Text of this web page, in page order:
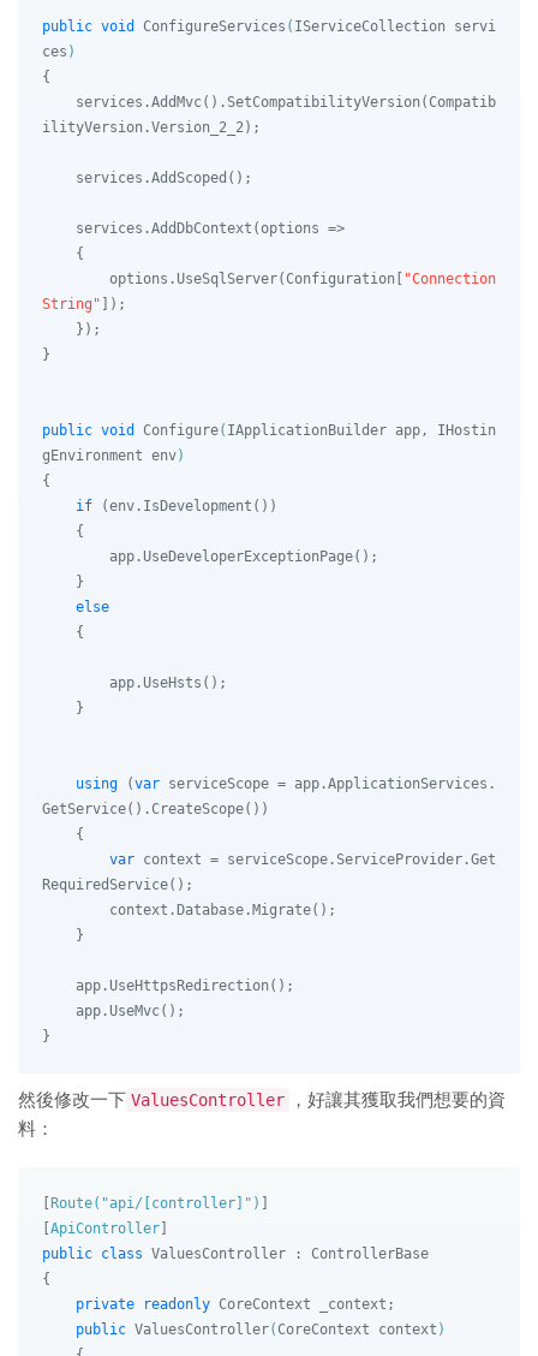
public void ConfigureServices ( IServiceCollection servi
ces )
{
ilityVersion.Version_2_2);
        options.UseSqlServer(Configuration[
"Connection
String" ]);
}
public void Configure( IApplicationBuilder app, IHostin
gEnvironment env)
{
if (env.IsDevelopment())
else
using (var serviceScope = app.ApplicationServices.
GetService().CreateScope())
var context = serviceScope.ServiceProvider.Get
RequiredService();
然後修改一下 ValuesController
，好讓其獲取我們想要的資
料：
[Route( "api/[controller]" ) ]
[ApiController
public class ValuesController : ControllerBase
{
private
readonly CoreContext _context;
public ValuesController(CoreContext context )